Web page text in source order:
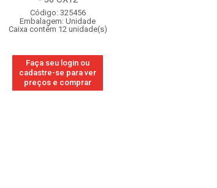
Código: 325456
Embalagem: Unidade
Caixa contém 12 unidade(s)
Faça seu login ou
cadastre-se para ver
preços e comprar